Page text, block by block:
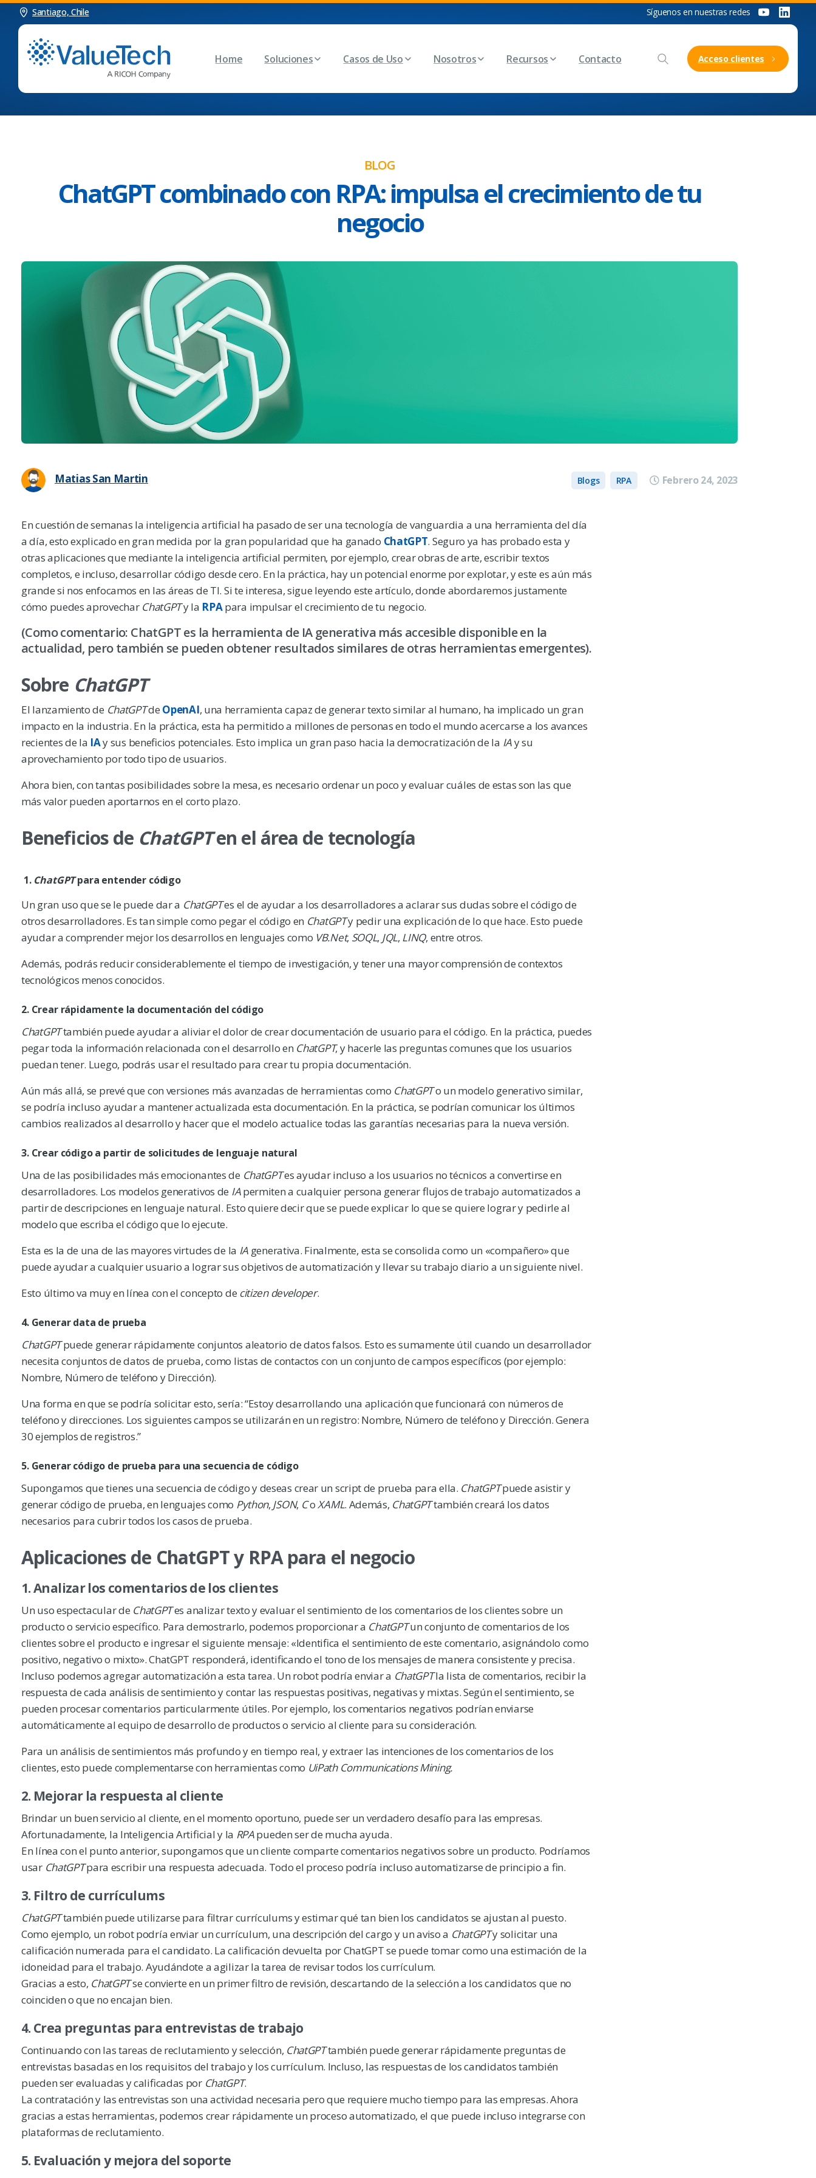
Santiago, Chile Síguenos en nuestras redes
Home Soluciones Casos de Uso Nosotros Recursos Contacto Acceso clientes
BLOG
ChatGPT combinado con RPA: impulsa el crecimiento de tu
negocio
Matias San Martin Blogs RPA Febrero 24, 2023
En cuestión de semanas la inteligencia artificial ha pasado de ser una tecnología de vanguardia a una herramienta del día
a día, esto explicado en gran medida por la gran popularidad que ha ganado ChatGPT. Seguro ya has probado esta y
otras aplicaciones que mediante la inteligencia artificial permiten, por ejemplo, crear obras de arte, escribir textos
completos, e incluso, desarrollar código desde cero. En la práctica, hay un potencial enorme por explotar, y este es aún más
grande si nos enfocamos en las áreas de TI. Si te interesa, sigue leyendo este artículo, donde abordaremos justamente
cómo puedes aprovechar ChatGPTy la RPApara impulsar el crecimiento de tu negocio.
(Como comentario: ChatGPT es la herramienta de IA generativa más accesible disponible en la
actualidad, pero también se pueden obtener resultados similares de otras herramientas emergentes).
Sobre ChatGPT
El lanzamiento de ChatGPTde OpenAI, una herramienta capaz de generar texto similar al humano, ha implicado un gran
impacto en la industria. En la práctica, esta ha permitido a millones de personas en todo el mundo acercarse a los avances
recientes de la IAy sus beneficios potenciales. Esto implica un gran paso hacia la democratización de la IAy su
aprovechamiento por todo tipo de usuarios.
Ahora bien, con tantas posibilidades sobre la mesa, es necesario ordenar un poco y evaluar cuáles de estas son las que
más valor pueden aportarnos en el corto plazo.
Beneficios de ChatGPTen el área de tecnología
1. ChatGPTpara entender código
Un gran uso que se le puede dar a ChatGPTes el de ayudar a los desarrolladores a aclarar sus dudas sobre el código de
otros desarrolladores. Es tan simple como pegar el código en ChatGPTy pedir una explicación de lo que hace. Esto puede
ayudar a comprender mejor los desarrollos en lenguajes como VB.Net, SOQL, JQL, LINQ, entre otros.
Además, podrás reducir considerablemente el tiempo de investigación, y tener una mayor comprensión de contextos
tecnológicos menos conocidos.
2. Crear rápidamente la documentación del código
ChatGPTtambién puede ayudar a aliviar el dolor de crear documentación de usuario para el código. En la práctica, puedes
pegar toda la información relacionada con el desarrollo en ChatGPT, y hacerle las preguntas comunes que los usuarios
puedan tener. Luego, podrás usar el resultado para crear tu propia documentación.
Aún más allá, se prevé que con versiones más avanzadas de herramientas como ChatGPTo un modelo generativo similar,
se podría incluso ayudar a mantener actualizada esta documentación. En la práctica, se podrían comunicar los últimos
cambios realizados al desarrollo y hacer que el modelo actualice todas las garantías necesarias para la nueva versión.
3. Crear código a partir de solicitudes de lenguaje natural
Una de las posibilidades más emocionantes de ChatGPTes ayudar incluso a los usuarios no técnicos a convertirse en
desarrolladores. Los modelos generativos de IApermiten a cualquier persona generar flujos de trabajo automatizados a
partir de descripciones en lenguaje natural. Esto quiere decir que se puede explicar lo que se quiere lograr y pedirle al
modelo que escriba el código que lo ejecute.
Esta es la de una de las mayores virtudes de la IA generativa. Finalmente, esta se consolida como un «compañero» que
puede ayudar a cualquier usuario a lograr sus objetivos de automatización y llevar su trabajo diario a un siguiente nivel.
Esto último va muy en línea con el concepto de citizen developer.
4. Generar data de prueba
ChatGPTpuede generar rápidamente conjuntos aleatorio de datos falsos. Esto es sumamente útil cuando un desarrollador
necesita conjuntos de datos de prueba, como listas de contactos con un conjunto de campos específicos (por ejemplo:
Nombre, Número de teléfono y Dirección).
Una forma en que se podría solicitar esto, sería: “Estoy desarrollando una aplicación que funcionará con números de
teléfono y direcciones. Los siguientes campos se utilizarán en un registro: Nombre, Número de teléfono y Dirección. Genera
30 ejemplos de registros.”
5. Generar código de prueba para una secuencia de código
Supongamos que tienes una secuencia de código y deseas crear un script de prueba para ella. ChatGPTpuede asistir y
generar código de prueba, en lenguajes como Python, JSON, CoXAML. Además, ChatGPTtambién creará los datos
necesarios para cubrir todos los casos de prueba.
Aplicaciones de ChatGPT y RPA para el negocio
1. Analizar los comentarios de los clientes
Un uso espectacular de ChatGPTes analizar texto y evaluar el sentimiento de los comentarios de los clientes sobre un
producto o servicio específico. Para demostrarlo, podemos proporcionar a ChatGPTun conjunto de comentarios de los
clientes sobre el producto e ingresar el siguiente mensaje: «Identifica el sentimiento de este comentario, asignándolo como
positivo, negativo o mixto». ChatGPT responderá, identificando el tono de los mensajes de manera consistente y precisa.
Incluso podemos agregar automatización a esta tarea. Un robot podría enviar a ChatGPTla lista de comentarios, recibir la
respuesta de cada análisis de sentimiento y contar las respuestas positivas, negativas y mixtas. Según el sentimiento, se
pueden procesar comentarios particularmente útiles. Por ejemplo, los comentarios negativos podrían enviarse
automáticamente al equipo de desarrollo de productos o servicio al cliente para su consideración.
Para un análisis de sentimientos más profundo y en tiempo real, y extraer las intenciones de los comentarios de los
clientes, esto puede complementarse con herramientas como UiPath Communications Mining.
2. Mejorar la respuesta al cliente
Brindar un buen servicio al cliente, en el momento oportuno, puede ser un verdadero desafío para las empresas.
Afortunadamente, la Inteligencia Artificial y la RPApueden ser de mucha ayuda.
En línea con el punto anterior, supongamos que un cliente comparte comentarios negativos sobre un producto. Podríamos
usar ChatGPTpara escribir una respuesta adecuada. Todo el proceso podría incluso automatizarse de principio a fin.
3. Filtro de currículums
ChatGPTtambién puede utilizarse para filtrar currículums y estimar qué tan bien los candidatos se ajustan al puesto.
Como ejemplo, un robot podría enviar un currículum, una descripción del cargo y un aviso a ChatGPTy solicitar una
calificación numerada para el candidato. La calificación devuelta por ChatGPT se puede tomar como una estimación de la
idoneidad para el trabajo. Ayudándote a agilizar la tarea de revisar todos los currículum.
Gracias a esto, ChatGPTse convierte en un primer filtro de revisión, descartando de la selección a los candidatos que no
coinciden o que no encajan bien.
4. Crea preguntas para entrevistas de trabajo
Continuando con las tareas de reclutamiento y selección, ChatGPTtambién puede generar rápidamente preguntas de
entrevistas basadas en los requisitos del trabajo y los currículum. Incluso, las respuestas de los candidatos también
pueden ser evaluadas y calificadas por ChatGPT.
La contratación y las entrevistas son una actividad necesaria pero que requiere mucho tiempo para las empresas. Ahora
gracias a estas herramientas, podemos crear rápidamente un proceso automatizado, el que puede incluso integrarse con
plataformas de reclutamiento.
5. Evaluación y mejora del soporte